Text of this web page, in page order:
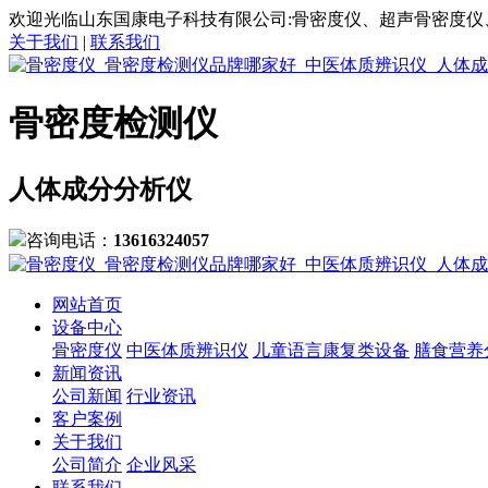
欢迎光临山东国康电子科技有限公司:骨密度仪、超声骨密度
关于我们 | 联系我们
骨密度检测仪
人体成分分析仪
咨询电话： 13616324057
网站首页
设备中心
骨密度仪 中医体质辨识仪 儿童语言康复类设备 膳食营
新闻资讯
公司新闻 行业资讯
客户案例
关于我们
公司简介 企业风采